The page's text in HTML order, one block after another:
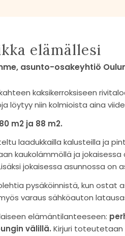
elämällesi
asunto-osakeyhtiö
kaksikerroksiseen
löytyy niin kolmioista aina
m2 ja 88 m2.
laadukkailla kalusteilla ja
kaukolämmöllä ja
jokaisessa asunnossa
pysäköinnistä, kun ostat
varaus sähköauton
elämäntilanteeseen:
välillä. Kirjuri toteutetaan